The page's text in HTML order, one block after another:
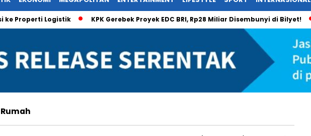
Properti Logistik KPK Gerebek Proyek EDC BRI, Rp28 Miliar Disembunyi di Bilyet!